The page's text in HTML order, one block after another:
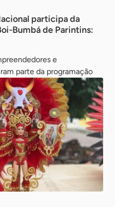
participa da
Bumbá de Parintins:
e
parte da programação